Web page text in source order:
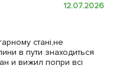
12.07.2026
стані,не
в пути знаходиться
и вижил попри всі